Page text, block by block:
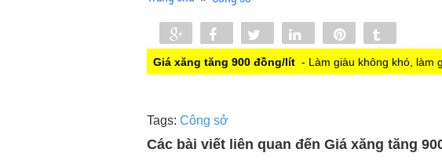
Share Share Tweet Share
0
Giá xăng tăng 900 đồng/lít - Làm giàu không khó, làm
Tags: Công sở
Các bài viết liên quan đến Giá xăng tăng